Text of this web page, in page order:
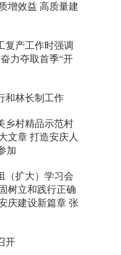
增效益 高质量建
复产工作时强调
力夺取首季“开
和林长制工作
乡村精品示范村
文章 打造安庆人
加
（扩大）学习会
树立和践行正确
庆建设新篇章 张
开